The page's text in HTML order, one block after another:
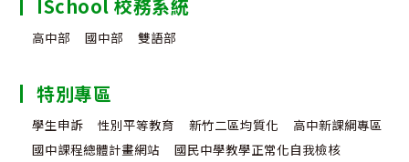
ISchool 校務系統
高中部 國中部 雙語部
特別專區
學生申訴 性別平等教育 新竹二區均質化
高中新課綱專區
國中課程總體計畫網站
國民中學教學正常化自我檢核